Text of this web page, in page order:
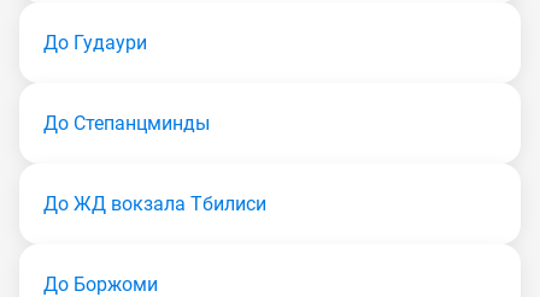
До Гудаури
До Степанцминды
До ЖД вокзала Тбилиси
До Боржоми